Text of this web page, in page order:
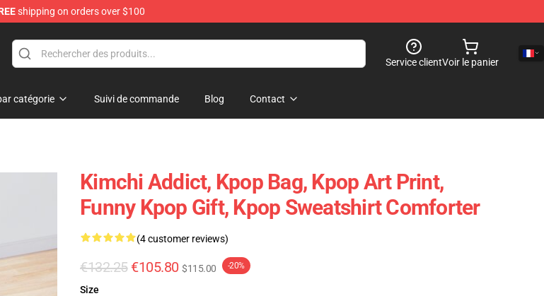
shipping on orders over $100
Service clientVoir le panier
catégorie Suivi de commande Blog Contact
Kimchi Addict, Kpop Bag, Kpop Art Print,
Funny Kpop Gift, Kpop Sweatshirt Comforter
(4 customer reviews)
€132.25 €105.80 $115.00 -20%
Size